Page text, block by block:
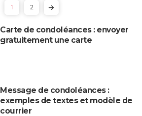
1 2
Carte de condoléances : envoyer
gratuitement une carte
Message de condoléances :
exemples de textes et modèle de
courrier